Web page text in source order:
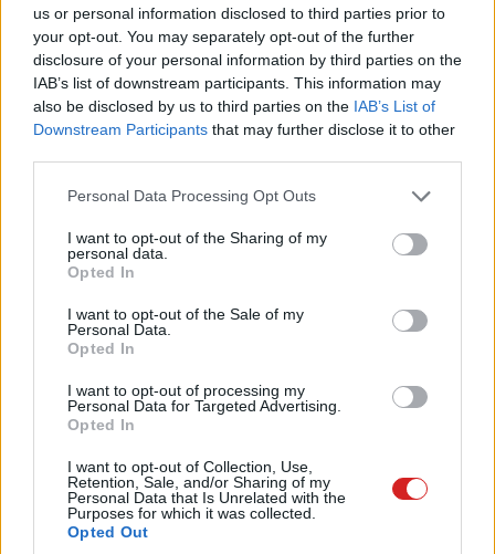
us or personal information disclosed to third parties prior to
your opt-out. You may separately opt-out of the further
disclosure of your personal information by third parties on the
IAB’s list of downstream participants. This information may
also be disclosed by us to third parties on the IAB’s List of
Downstream Participants that may further disclose it to other
Please note that this website/app uses one or more Google
not limited to your visit or usage behaviour. You may click to
grant or deny consent to Google and its third-party tags to
use your data for below specified purposes in below Google
consent section.
Personal Data Processing Opt Outs
I want to opt-out of the Sharing of my
personal data.
Opted In
I want to opt-out of the Sale of my
Personal Data.
Opted In
I want to opt-out of processing my
Personal Data for Targeted Advertising.
Opted In
I want to opt-out of Collection, Use,
Retention, Sale, and/or Sharing of my
Personal Data that Is Unrelated with the
Purposes for which it was collected.
Opted Out